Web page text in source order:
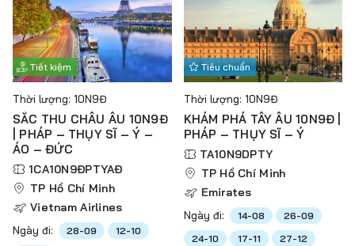
vùng đất của tình yêu nhé.
Tiết kiệm
Thời lượng: 10N9Đ
SẮC THU CHÂU ÂU 10N9Đ
| PHÁP – THỤY SĨ – Ý –
ÁO – ĐỨC
1CA10N9ĐPTYAĐ
TP Hồ Chí Minh
Vietnam Airlines
Ngày đi: 28-09
12-10
Tiêu chuẩn
Thời lượng: 10N9Đ
KHÁM PHÁ TÂY ÂU 10N9Đ |
PHÁP – THỤY SĨ – Ý
TA10N9DPTY
TP Hồ Chí Minh
Emirates
Ngày đi: 14-08
26-09
24-10
17-11 27-12